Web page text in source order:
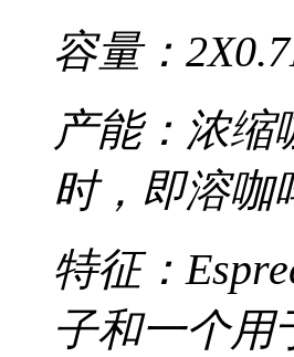
容量：
产能：浓缩
时，即溶咖
特征：
子和一个用